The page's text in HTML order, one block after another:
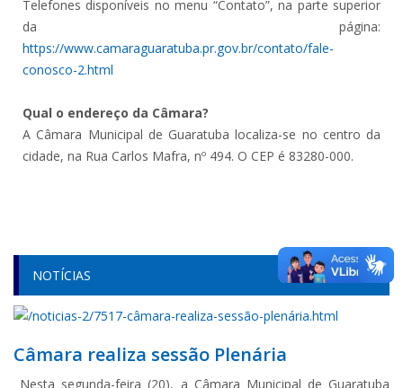
Telefones disponíveis no menu “Contato”, na parte superior
da página:
https://www.camaraguaratuba.pr.gov.br/contato/fale-
conosco-2.html
Qual o endereço da Câmara?
A Câmara Municipal de Guaratuba localiza-se no centro da
cidade, na Rua Carlos Mafra, nº 494. O CEP é 83280-000.
NOTÍCIAS
Câmara realiza sessão Plenária
Nesta segunda-feira (20), a Câmara Municipal de Guaratuba